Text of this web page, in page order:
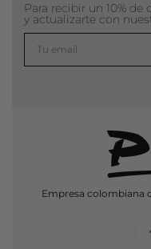
Para recibir un 10%
y actualizarte con
Empresa colombiana